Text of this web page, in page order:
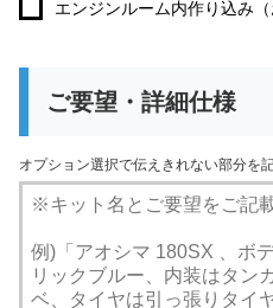
エンジンルーム内作り込み（
ご要望・詳細仕様
オプション選択で伝えきれない部分を